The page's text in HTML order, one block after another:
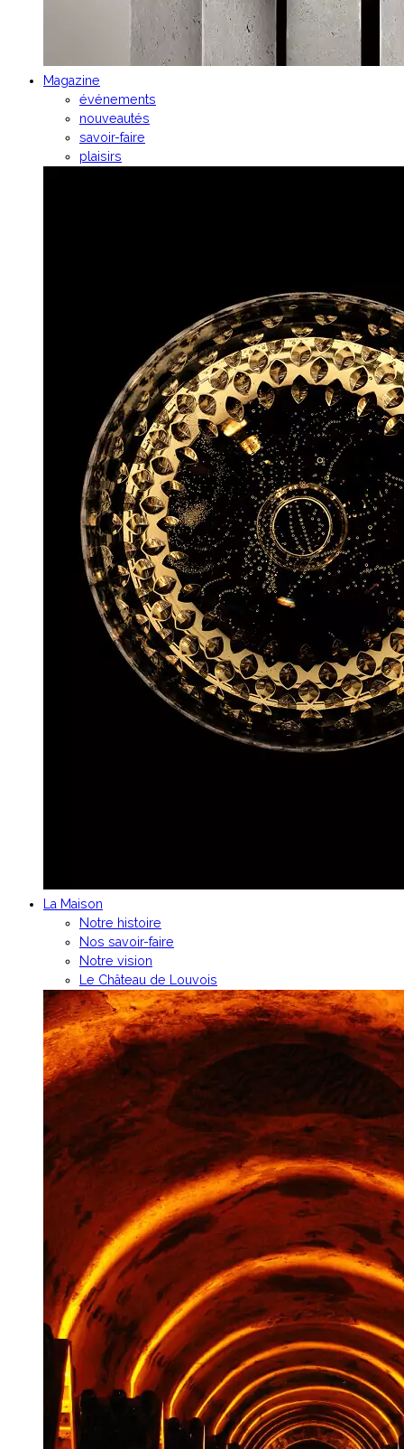
Magazine
événements
nouveautés
savoir-faire
plaisirs
La Maison
Notre histoire
Nos savoir-faire
Notre vision
Le Château de Louvois